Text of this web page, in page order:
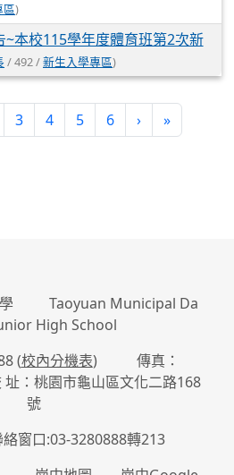
區)
~本校115學年度體育班第2次新
/ 492 /新生入學專區)
3 4 5 6 › »
學 Taoyuan Municipal Da
High School
(校內分機表) 傳真：
桃園市龜山區文化二路168
號
窗口:03-3280888轉213